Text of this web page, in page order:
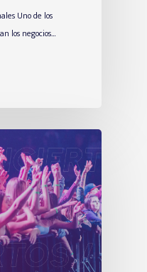
Uno de los
los negocios…